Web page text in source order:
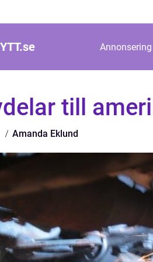
se Annonsering
till
Amanda Eklund